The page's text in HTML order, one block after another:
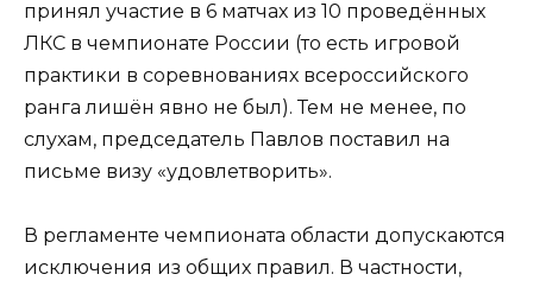
принял участие в 6 матчах из 10 проведённых
ЛКС в чемпионате России (то есть игровой
практики в соревнованиях всероссийского
ранга лишён явно не был). Тем не менее, по
слухам, председатель Павлов поставил на
письме визу «удовлетворить».
В регламенте чемпионата области допускаются
исключения из общих правил. В частности,